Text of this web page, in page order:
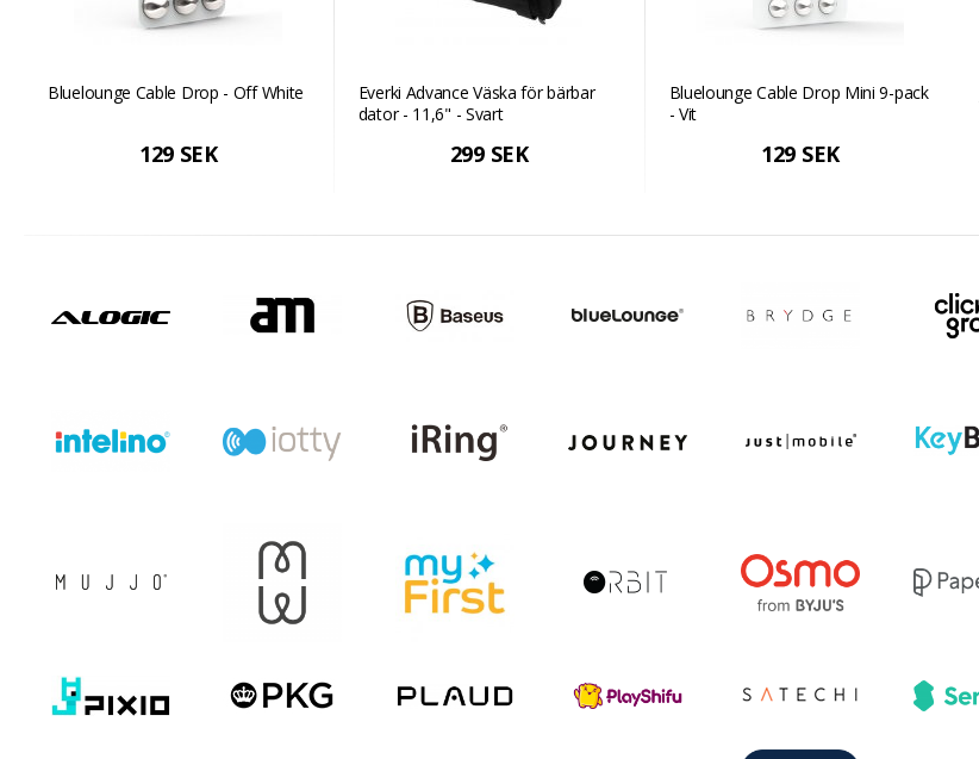
Bluelounge Cable Drop - Off White
129 SEK
Everki Advance Väska för bärbar
dator - 11,6" - Svart
299 SEK
Bluelounge Cable Drop Mini 9-pack
- Vit
129 SEK